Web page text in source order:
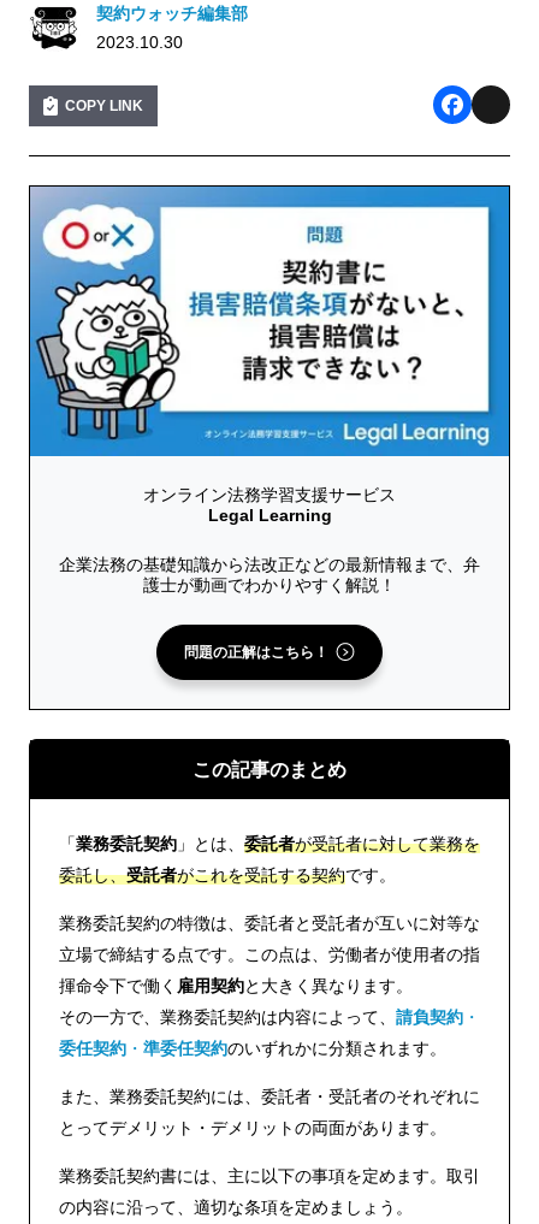
契約ウォッチ編集部
2023.10.30
COPY LINK
a
c
b
k
オンライン法務学習支援サービス
Legal Learning
企業法務の基礎知識から法改正などの最新情報まで、弁
護士が動画でわかりやすく解説！
問題の正解はこちら！
この記事のまとめ
「業務委託契約 」とは、 委託者が受託者に対して業務を
委託し、受託者がこれを受託する契約です。
業務委託契約の特徴は、委託者と受託者が互いに対等な
立場で締結する点です。この点は、労働者が使用者の指
揮命令下で働く 雇用契約と大きく異なります。
その一方で、業務委託契約は内容によって、 請負契約 ・
委任契約 ・ 準委任契約のいずれかに分類されます。
また、業務委託契約には、委託者・受託者のそれぞれに
とってデメリット・デメリットの両面があります。
業務委託契約書には、主に以下の事項を定めます。取引
の内容に沿って、適切な条項を定めましょう。